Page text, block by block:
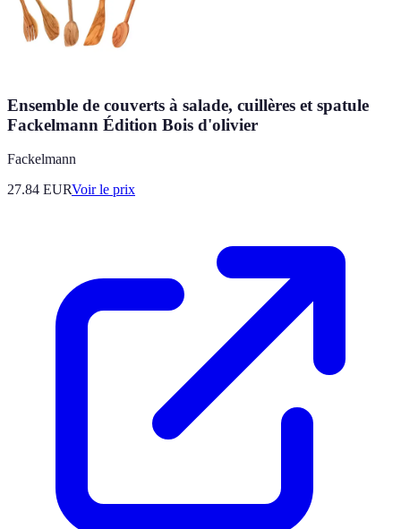
Ensemble de couverts à salade, cuillères et spatule
Fackelmann Édition Bois d'olivier
Fackelmann
27.84 EURVoir le prix